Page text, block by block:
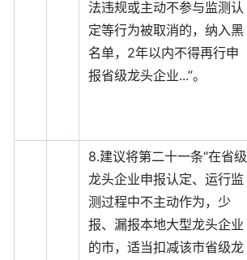
法违规或主动不参与监测认
定等行为被取消的，纳入黑
名单，2年以内不得再行申
报省级龙头企业...”。
8.建议将第二十一条“在省级
龙头企业申报认定、运行监
测过程中不主动作为，少
报、漏报本地大型龙头企业
的市，适当扣减该市省级龙